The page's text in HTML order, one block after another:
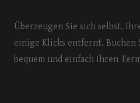
Überzeugen Sie sich selbst.
einige Klicks entfernt. Buchen
bequem und einfach Ihren